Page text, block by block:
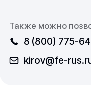
Также можно
8 (800) 775-
kirov@fe-